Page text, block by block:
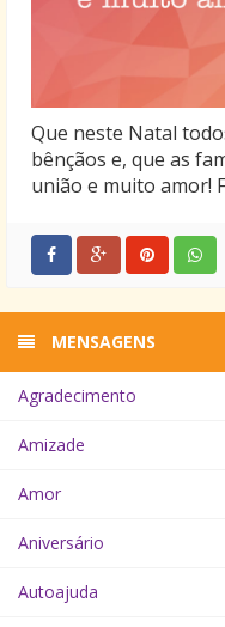
Que neste Natal
bênçãos e, que as
união e muito amor!
MENSAGENS
Agradecimento
Amizade
Amor
Aniversário
Autoajuda